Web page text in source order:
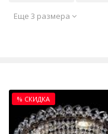
Еще 3 размера
% СКИДКА